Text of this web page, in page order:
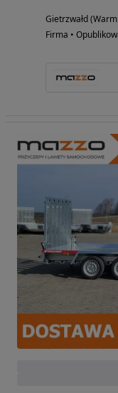
Gietrzwałd
Firma •